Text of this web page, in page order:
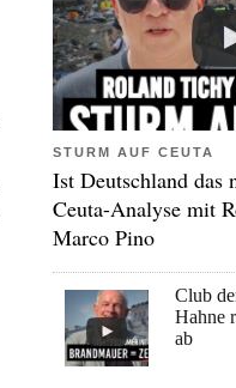
STURM AUF CEUTA
Ist Deutschland das
Ceuta-Analyse mit
Marco Pino
Club
Hahne
ab